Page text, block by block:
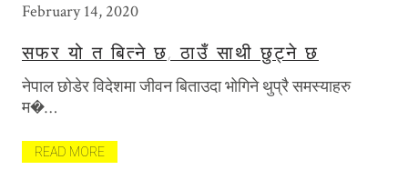
February 14, 2020
सफर यो त बित्ने छ, ठाउँ साथी छुट्ने छ
नेपाल छोडेर विदेशमा जीवन बिताउदा भोगिने थुप्रै समस्याहरु
म�…
READ MORE